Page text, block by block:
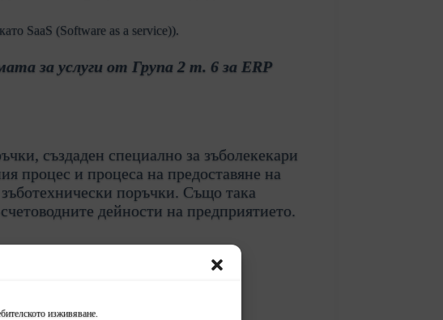
изживяване.
SaaS (Software as a service)).
за услуги от Група 2 т. 6 за ERP
създаден специално за зъболекекари
процес и процеса на предоставяне на
зъботехнически поръчки. Също така
дейности на предприятието.
и устойчивост – Компонент
на предприятие е 20 000лв.